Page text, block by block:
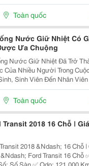
Từng Loại Sẽ Giúp Bạn
Phẩm Phù Hợp Với Nhu Cầu
Toàn quốc
Nước Giữ Nhiệt Có
Ưa Chuộng
Nước Giữ Nhiệt Đã Trở
Của Nhiều Người Trong
Sinh Viên Đến Nhân
Thường Xuyên Di Chuyển
Theo Đồ Uống Yêu
Toàn quốc
Transit 2018 16 Chỗ |
2018 &Ndash; 16 Chỗ | Giá
Ford Transit 16 Chỗ
Số Sàn ✅ Odo: 121.000